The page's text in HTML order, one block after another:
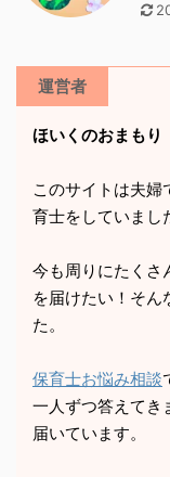
運営者
ほいくのおまもり
このサイトは夫
育士をしていまし
今も周りにたくさ
を届けたい！そん
た。
保育士お悩み相談
一人ずつ答えてき
届いています。